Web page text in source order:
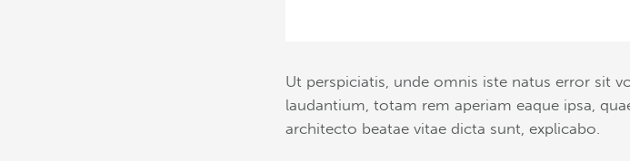
Ut perspiciatis, unde omnis iste natus error sit
laudantium, totam rem aperiam eaque ipsa,
architecto beatae vitae dicta sunt, explicabo.